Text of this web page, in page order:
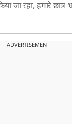
जा रहा, हमारे छात्र
विमान दुर्घटनाग्रस्त,
ADVERTISEMENT